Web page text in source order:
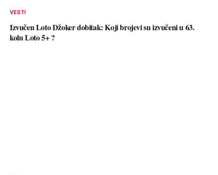
VESTI
Izvučen Loto Džoker dobitak: Koji brojevi su izvučeni u 63.
kolu Loto 5+ ?